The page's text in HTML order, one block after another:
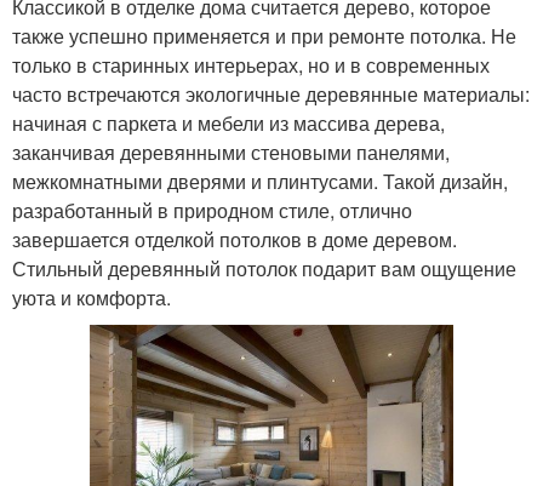
Классикой в отделке дома считается дерево, которое
также успешно применяется и при ремонте потолка. Не
только в старинных интерьерах, но и в современных
часто встречаются экологичные деревянные материалы:
начиная с паркета и мебели из массива дерева,
заканчивая деревянными стеновыми панелями,
межкомнатными дверями и плинтусами. Такой дизайн,
разработанный в природном стиле, отлично
завершается отделкой потолков в доме деревом.
Стильный деревянный потолок подарит вам ощущение
уюта и комфорта.